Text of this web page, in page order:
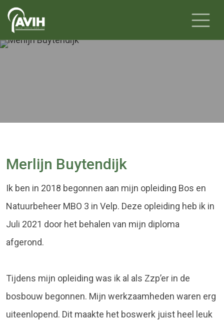
Merlijn Buytendijk
Ik ben in 2018 begonnen aan mijn opleiding Bos en
Natuurbeheer MBO 3 in Velp. Deze opleiding heb ik in
Juli 2021 door het behalen van mijn diploma
afgerond.
Tijdens mijn opleiding was ik al als Zzp’er in de
bosbouw begonnen. Mijn werkzaamheden waren erg
uiteenlopend. Dit maakte het boswerk juist heel leuk